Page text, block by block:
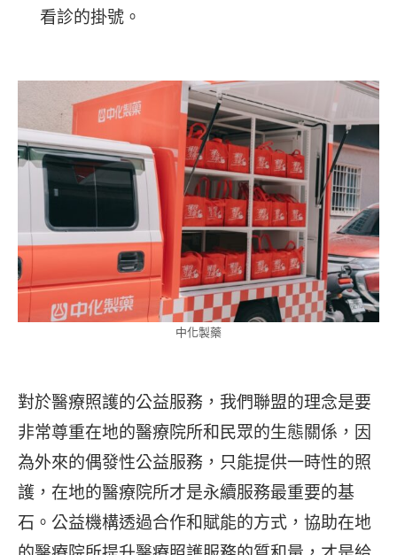
看診的掛號。
中化製藥
對於醫療照護的公益服務，我們聯盟的理念是要
非常尊重在地的醫療院所和民眾的生態關係，因
為外來的偶發性公益服務，只能提供一時性的照
護，在地的醫療院所才是永續服務最重要的基
石。公益機構透過合作和賦能的方式，協助在地